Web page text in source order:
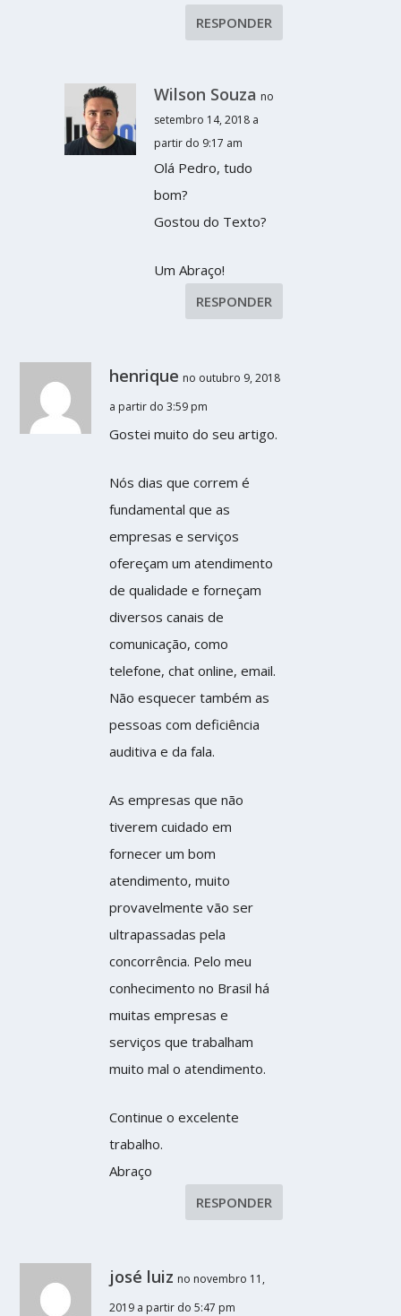
RESPONDER
Wilson Souza no
setembro 14, 2018 a
partir do 9:17 am
Olá Pedro, tudo
bom?
Gostou do Texto?
Um Abraço!
RESPONDER
henrique no outubro 9, 2018
a partir do 3:59 pm
Gostei muito do seu artigo.
Nós dias que correm é
fundamental que as
empresas e serviços
ofereçam um atendimento
de qualidade e forneçam
diversos canais de
comunicação, como
telefone, chat online, email.
Não esquecer também as
pessoas com deficiência
auditiva e da fala.
As empresas que não
tiverem cuidado em
fornecer um bom
atendimento, muito
provavelmente vão ser
ultrapassadas pela
concorrência. Pelo meu
conhecimento no Brasil há
muitas empresas e
serviços que trabalham
muito mal o atendimento.
Continue o excelente
trabalho.
Abraço
RESPONDER
josé luiz no novembro 11,
2019 a partir do 5:47 pm